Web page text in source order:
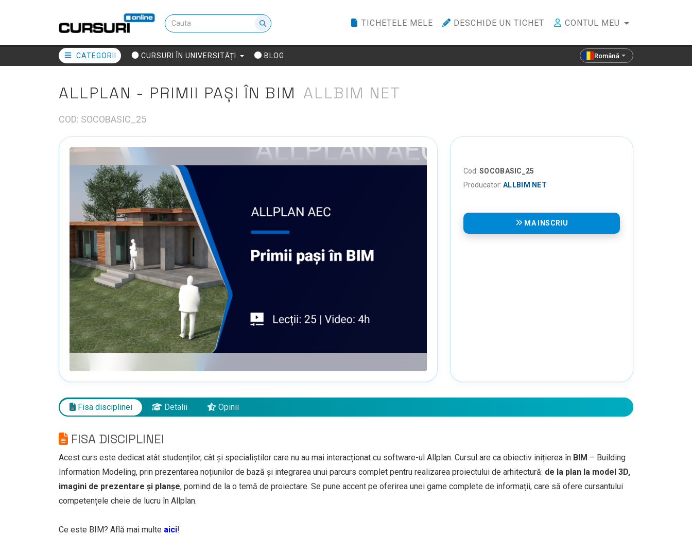
TICHETELE MELE DESCHIDE UN TICHET CONTUL MEU
CATEGORII CURSURI ÎN UNIVERSITĂȚI BLOG Română
ALLPLAN - PRIMII PAȘI ÎN BIM ALLBIM NET
COD: SOCOBASIC_25
Cod: SOCOBASIC_25
Producator: ALLBIM NET
MA INSCRIU
Fisa disciplinei Detalii Opinii
FISA DISCIPLINEI
Acest curs este dedicat atât studenților, cât și specialiștilor care nu au mai interacționat cu software-ul Allplan. Cursul are ca obiectiv inițierea în BIM – Building
Information Modeling, prin prezentarea noțiunilor de bază și integrarea unui parcurs complet pentru realizarea proiectului de arhitectură: de la plan la model 3D,
imagini de prezentare și planșe, pornind de la o temă de proiectare. Se pune accent pe oferirea unei game complete de informații, care să ofere cursantului
competențele cheie de lucru în Allplan.
Ce este BIM? Află mai multe aici!